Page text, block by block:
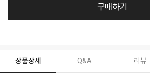
구매하기
상품상세 Q&A 리뷰